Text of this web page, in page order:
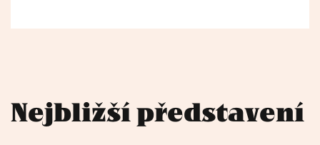
Nejbližší představení